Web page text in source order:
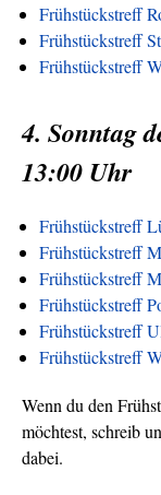
Frühstückstreff
Frühstückstreff
Frühstückstreff
4. Sonntag
13:00 Uhr
Frühstückstreff
Frühstückstreff
Frühstückstreff
Frühstückstreff
Frühstückstreff
Frühstückstreff
Wenn du den
möchtest, schreib
dabei.